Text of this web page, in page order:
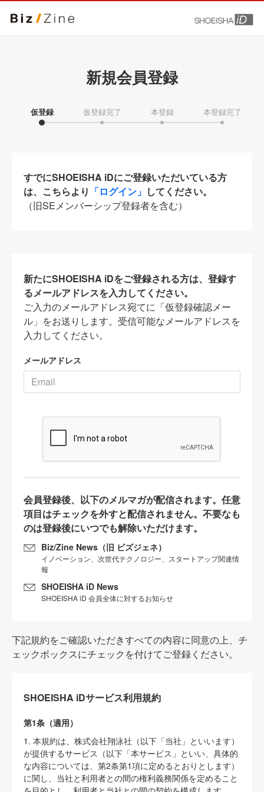
新規会員登録
仮登録 仮登録完了 本登録 本登録完了
すでにSHOEISHA iDにご登録いただいている方
は、こちらより 「ログイン」 してください。
（旧SEメンバーシップ登録者を含む）
新たにSHOEISHA iDをご登録される方は、登録す
るメールアドレスを入力してください。
ご入力のメールアドレス宛てに「仮登録確認メー
ル」をお送りします。受信可能なメールアドレスを
入力してください。
メールアドレス
会員登録後、以下のメルマガが配信されます。任意
項目はチェックを外すと配信されません。不要なも
のは登録後にいつでも解除いただけます。
Biz/Zine News（旧 ビズジェネ）
イノベーション、次世代テクノロジー、スタートアップ関連情
報
SHOEISHA iD News
SHOEISHA iD 会員全体に対するお知らせ
下記規約をご確認いただきすべての内容に同意の上、チ
ェックボックスにチェックを付けてご登録ください。
SHOEISHA iDサービス利用規約
第1条（適用）
1. 本規約は、株式会社翔泳社（以下「当社」といいます）
が提供するサービス（以下「本サービス」といい、具体的
な内容については、第2条第1項に定めるとおりとします）
に関し、当社と利用者との間の権利義務関係を定めること